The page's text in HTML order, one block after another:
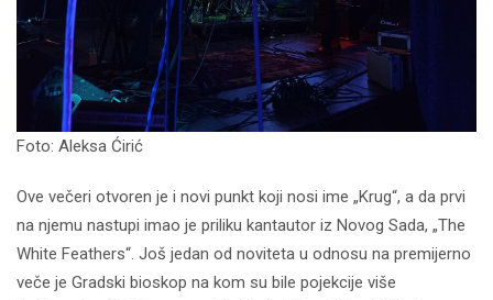
Foto: Aleksa Ćirić
Ove večeri otvoren je i novi punkt koji nosi ime „Krug“, a da prvi
na njemu nastupi imao je priliku kantautor iz Novog Sada, „The
White Feathers“. Još jedan od noviteta u odnosu na premijerno
veče je Gradski bioskop na kom su bile pojekcije više